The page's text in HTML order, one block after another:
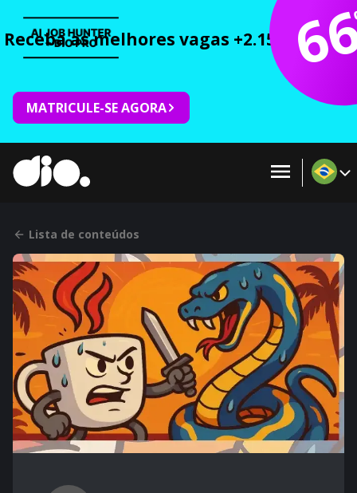
Receba as melhores vagas +2.150 cursos
MATRICULE-SE AGORA
Lista de conteúdos